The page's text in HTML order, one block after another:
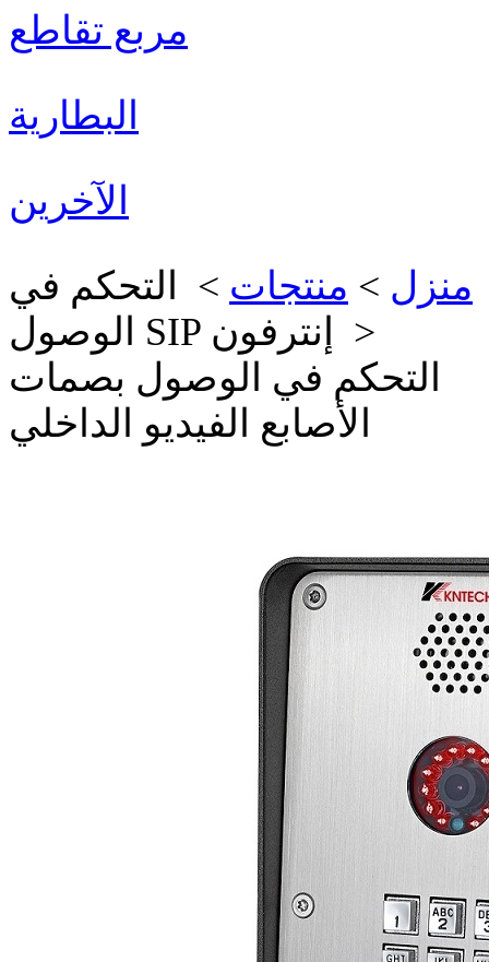
مربع تقاطع
البطارية
الآخرين
منزل > منتجات > التحكم في
الوصول SIP إنترفون >
التحكم في الوصول بصمات
الأصابع الفيديو الداخلي